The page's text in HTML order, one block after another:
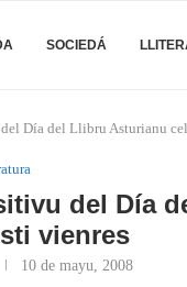
SOCIEDÁ
Día del Llibru Asturianu
del Día
vienres
10 de mayu, 2008